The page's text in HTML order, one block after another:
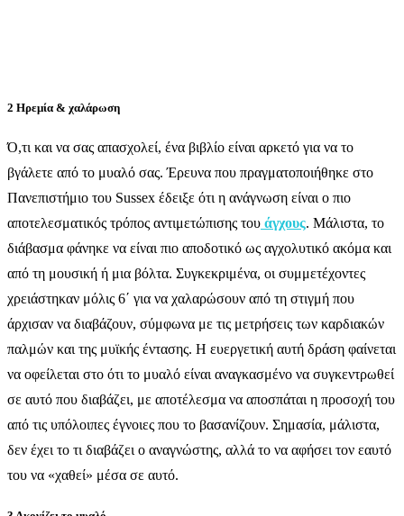
2 Ηρεμία & χαλάρωση
Ό,τι και να σας απασχολεί, ένα βιβλίο είναι αρκετό για να το
βγάλετε από το μυαλό σας. Έρευνα που πραγματοποιήθηκε στο
Πανεπιστήμιο του Sussex έδειξε ότι η ανάγνωση είναι ο πιο
αποτελεσματικός τρόπος αντιμετώπισης του άγχους. Μάλιστα, το
διάβασμα φάνηκε να είναι πιο αποδοτικό ως αγχολυτικό ακόμα και
από τη μουσική ή μια βόλτα. Συγκεκριμένα, οι συμμετέχοντες
χρειάστηκαν μόλις 6΄ για να χαλαρώσουν από τη στιγμή που
άρχισαν να διαβάζουν, σύμφωνα με τις μετρήσεις των καρδιακών
παλμών και της μυϊκής έντασης. Η ευεργετική αυτή δράση φαίνεται
να οφείλεται στο ότι το μυαλό είναι αναγκασμένο να συγκεντρωθεί
σε αυτό που διαβάζει, με αποτέλεσμα να αποσπάται η προσοχή του
από τις υπόλοιπες έγνοιες που το βασανίζουν. Σημασία, μάλιστα,
δεν έχει το τι διαβάζει ο αναγνώστης, αλλά το να αφήσει τον εαυτό
του να «χαθεί» μέσα σε αυτό.